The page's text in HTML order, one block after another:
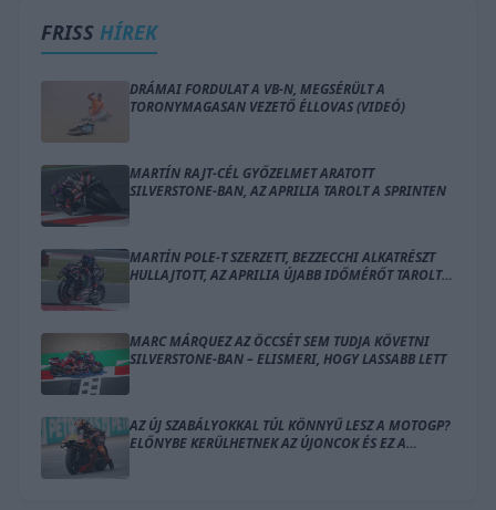
FRISS HÍREK
DRÁMAI FORDULAT A VB-N, MEGSÉRÜLT A
TORONYMAGASAN VEZETŐ ÉLLOVAS (VIDEÓ)
MARTÍN RAJT-CÉL GYŐZELMET ARATOTT
SILVERSTONE-BAN, AZ APRILIA TAROLT A SPRINTEN
MARTÍN POLE-T SZERZETT, BEZZECCHI ALKATRÉSZT
HULLAJTOTT, AZ APRILIA ÚJABB IDŐMÉRŐT TAROLT
MARC MÁRQUEZ AZ ÖCCSÉT SEM TUDJA KÖVETNI
SILVERSTONE-BAN – ELISMERI, HOGY LASSABB LETT
AZ ÚJ SZABÁLYOKKAL TÚL KÖNNYŰ LESZ A MOTOGP?
ELŐNYBE KERÜLHETNEK AZ ÚJONCOK ÉS EZ A